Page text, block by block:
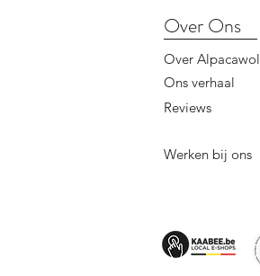
Over Ons
Over Alpacawol
Ons verhaal
Reviews
Werken bij ons